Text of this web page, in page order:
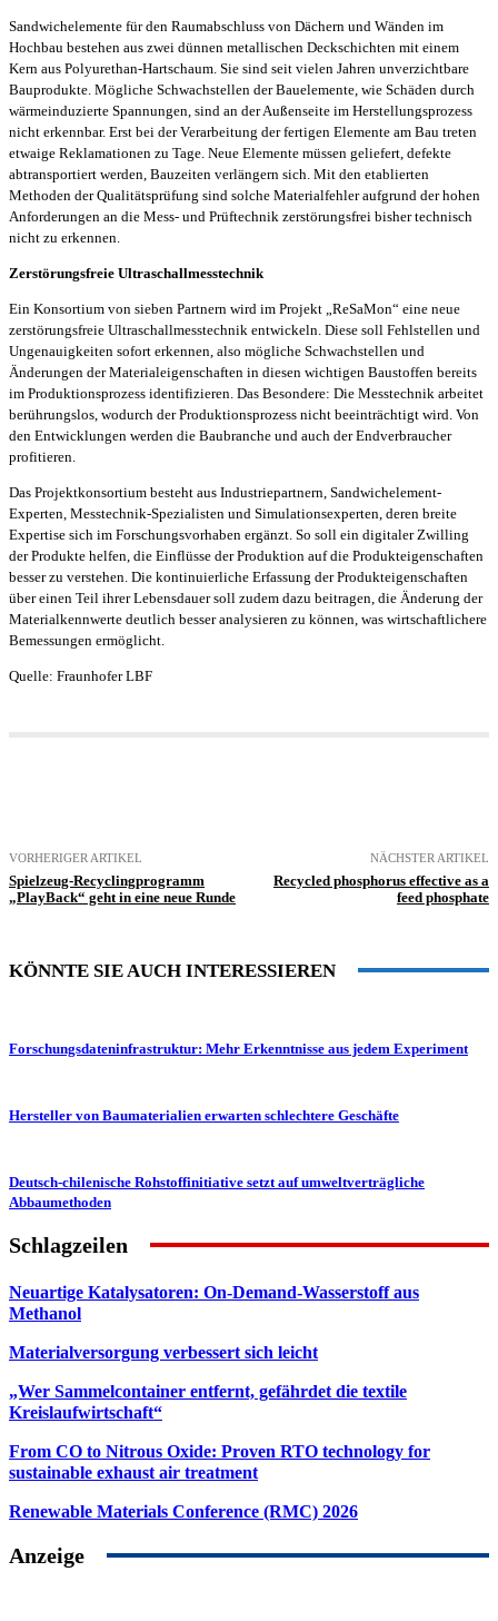
Sandwichelemente für den Raumabschluss von Dächern und Wänden im
Hochbau bestehen aus zwei dünnen metallischen Deckschichten mit einem
Kern aus Polyurethan-Hartschaum. Sie sind seit vielen Jahren unverzichtbare
Bauprodukte. Mögliche Schwachstellen der Bauelemente, wie Schäden durch
wärmeinduzierte Spannungen, sind an der Außenseite im Herstellungsprozess
nicht erkennbar. Erst bei der Verarbeitung der fertigen Elemente am Bau treten
etwaige Reklamationen zu Tage. Neue Elemente müssen geliefert, defekte
abtransportiert werden, Bauzeiten verlängern sich. Mit den etablierten
Methoden der Qualitätsprüfung sind solche Materialfehler aufgrund der hohen
Anforderungen an die Mess- und Prüftechnik zerstörungsfrei bisher technisch
nicht zu erkennen.
Zerstörungsfreie Ultraschallmesstechnik
Ein Konsortium von sieben Partnern wird im Projekt „ReSaMon“ eine neue
zerstörungsfreie Ultraschallmesstechnik entwickeln. Diese soll Fehlstellen und
Ungenauigkeiten sofort erkennen, also mögliche Schwachstellen und
Änderungen der Materialeigenschaften in diesen wichtigen Baustoffen bereits
im Produktionsprozess identifizieren. Das Besondere: Die Messtechnik arbeitet
berührungslos, wodurch der Produktionsprozess nicht beeinträchtigt wird. Von
den Entwicklungen werden die Baubranche und auch der Endverbraucher
profitieren.
Das Projektkonsortium besteht aus Industriepartnern, Sandwichelement-
Experten, Messtechnik-Spezialisten und Simulationsexperten, deren breite
Expertise sich im Forschungsvorhaben ergänzt. So soll ein digitaler Zwilling
der Produkte helfen, die Einflüsse der Produktion auf die Produkteigenschaften
besser zu verstehen. Die kontinuierliche Erfassung der Produkteigenschaften
über einen Teil ihrer Lebensdauer soll zudem dazu beitragen, die Änderung der
Materialkennwerte deutlich besser analysieren zu können, was wirtschaftlichere
Bemessungen ermöglicht.
Quelle: Fraunhofer LBF
VORHERIGER ARTIKEL
Spielzeug-Recyclingprogramm
„PlayBack“ geht in eine neue Runde
NÄCHSTER ARTIKEL
Recycled phosphorus effective as a
feed phosphate
KÖNNTE SIE AUCH INTERESSIEREN
Forschungsdateninfrastruktur: Mehr Erkenntnisse aus jedem Experiment
Hersteller von Baumaterialien erwarten schlechtere Geschäfte
Deutsch-chilenische Rohstoffinitiative setzt auf umweltverträgliche
Abbaumethoden
Schlagzeilen
Neuartige Katalysatoren: On-Demand-Wasserstoff aus
Methanol
Materialversorgung verbessert sich leicht
„Wer Sammelcontainer entfernt, gefährdet die textile
Kreislaufwirtschaft“
From CO to Nitrous Oxide: Proven RTO technology for
sustainable exhaust air treatment
Renewable Materials Conference (RMC) 2026
Anzeige